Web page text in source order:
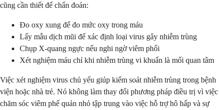
cũng cần thiết để chẩn đoán:
Đo oxy xung để đo mức oxy trong máu
Lấy mẫu dịch mũi để xác định loại virus gây nhiễm trùng
Chụp X-quang ngực nếu nghi ngờ viêm phổi
Xét nghiệm máu chỉ khi nhiễm trùng vi khuẩn là mối quan tâm
Việc xét nghiệm virus chủ yếu giúp kiểm soát nhiễm trùng trong bệnh
viện hoặc nhà trẻ. Nó không làm thay đổi phương pháp điều trị vì việc
chăm sóc viêm phế quản nhỏ tập trung vào việc hỗ trợ hô hấp và sự